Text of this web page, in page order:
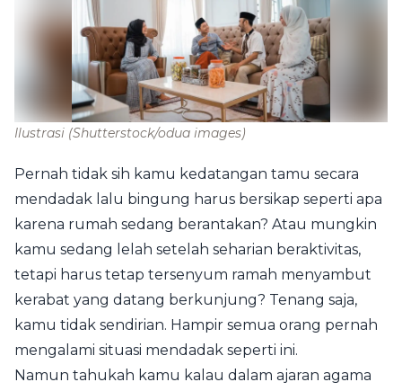
Ilustrasi (Shutterstock/odua images)
Pernah tidak sih kamu kedatangan tamu secara
mendadak lalu bingung harus bersikap seperti apa
karena rumah sedang berantakan? Atau mungkin
kamu sedang lelah setelah seharian beraktivitas,
tetapi harus tetap tersenyum ramah menyambut
kerabat yang datang berkunjung? Tenang saja,
kamu tidak sendirian. Hampir semua orang pernah
mengalami situasi mendadak seperti ini.
Namun tahukah kamu kalau dalam ajaran agama